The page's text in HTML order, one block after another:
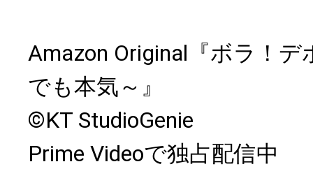
Amazon Original『ボラ！
でも本気～』
©KT StudioGenie
Prime Videoで独占配信中